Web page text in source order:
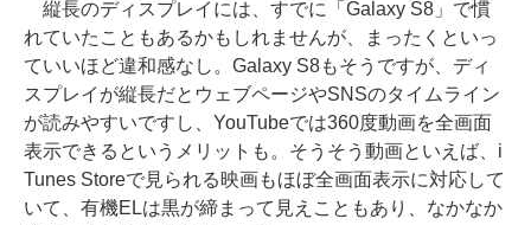
縦長のディスプレイには、すでに「Galaxy S8」で慣
れていたこともあるかもしれませんが、まったくといっ
ていいほど違和感なし。Galaxy S8もそうですが、ディ
スプレイが縦長だとウェブページやSNSのタイムライン
が読みやすいですし、YouTubeでは360度動画を全画面
表示できるというメリットも。そうそう動画といえば、i
Tunes Storeで見られる映画もほぼ全画面表示に対応して
いて、有機ELは黒が締まって見えこともあり、なかなか